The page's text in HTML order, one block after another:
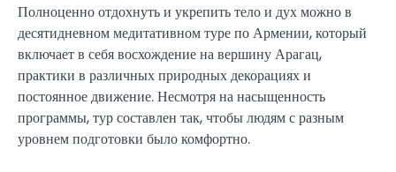
Полноценно отдохнуть и укрепить тело и дух можно в
десятидневном медитативном туре по Армении, который
включает в себя восхождение на вершину Арагац,
практики в различных природных декорациях и
постоянное движение. Несмотря на насыщенность
программы, тур составлен так, чтобы людям с разным
уровнем подготовки было комфортно.